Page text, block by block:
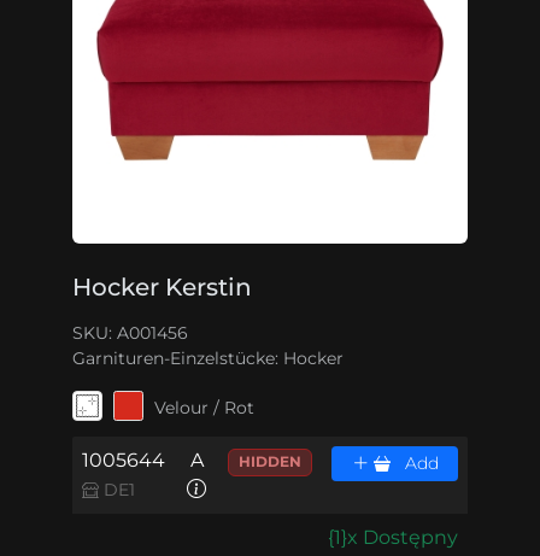
Hocker Kerstin
SKU: A001456
Garnituren-Einzelstücke: Hocker
Velour / Rot
1005644
DE1
A HIDDEN Add
{1}x Dostępny